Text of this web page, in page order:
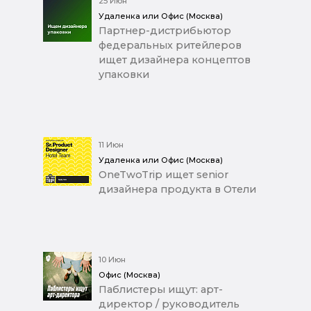
Удаленка или Офис (Москва)
Партнер-дистрибьютор
федеральных ритейлеров
ищет дизайнера концептов
упаковки
11 Июн
Удаленка или Офис (Москва)
OneTwoTrip ищет senior
дизайнера продукта в Отели
10 Июн
Офис (Москва)
Паблистеры ищут: арт-
директор / руководитель